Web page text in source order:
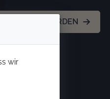
MITGLIED WERDEN
wir